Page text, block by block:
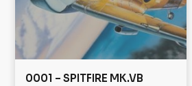
0001 – SPITFIRE MK.VB